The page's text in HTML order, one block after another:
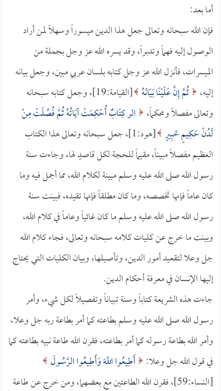
أما بعد:
فإن الله سبحانه وتعالى جعل هذا الدين ميسوراً وسهلاً لمن أراد
الوصول إليه فهماً وتدبراً، وقد يسره الله عز وجل بجملة من
الميسرات، فأنزل الله عز وجل كتابه بلسان عربي مبين، وجعل بيانه
إليه، ثُمَّ إِنَّ عَلَيْنَا بَيَانَهُ
[القيامة:19]، وجعل كتابه سبحانه
وتعالى مفصلاً ومحكماً،
الر كِتَابٌ أُحْكِمَتْ آيَاتُهُ ثُمَّ فُصِّلَتْ مِنْ
لَدُنْ حَكِيمٍ خَبِيرٍ
[هود:1]، جعل سبحانه وتعالى هذا الكتاب
العظيم مفصلاً مبيناً، مقيماً للحجة لكل قاصدٍ لها، وجاءت سنة
رسول الله صلى الله عليه وسلم مبينة لكلام الله، مما أجمل فيه وما
كان عاماً فإنها تخصصه، وما كان مطلقاً فإنها تقيده، فبينت سنة
رسول الله صلى الله عليه وسلم ما كان غائياً وعاماً في كلام الله،
وبينت ما خرج عن كليات كلامه سبحانه وتعالى، فجاء كلام الله
جل وعلا لتقعيد أمور الدين، وتأصيلها، وبيان الكليات التي يحتاج
إليها الإنسان في معرفة أحكام الدين.
جاءت هذه الشريعة كتاباً وسنة تبياناً وتفصيلاً لكل شيء، وأمر
رسول الله صلى الله عليه وسلم بطاعته كما أمر بطاعة ربه جل وعلا،
وأمر الله بطاعة رسوله كما أمر بطاعته، فقرن الله طاعة نبيه بطاعته كما
في قول الله جل وعلا: أَطِيعُوا اللَّهَ وَأَطِيعُوا الرَّسُولَ
[النساء:59]، فقرن الله الطاعتين مع بعضهما، ومن خرج عن طاعة